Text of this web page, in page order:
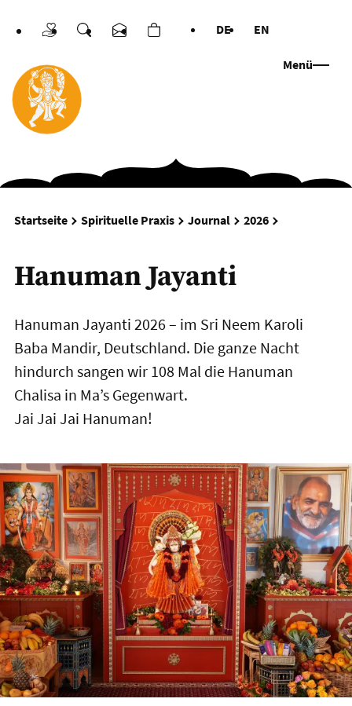
SpendenSucheKontaktWarenkorb
Sprachen DE EN
Menü
Startseite Spirituelle Praxis Journal 2026
Hanuman Jayanti
Hanuman Jayanti 2026 – im Sri Neem Karoli
Baba Mandir, Deutschland. Die ganze Nacht
hindurch sangen wir 108 Mal die Hanuman
Chalisa in Ma’s Gegenwart.
Jai Jai Jai Hanuman!